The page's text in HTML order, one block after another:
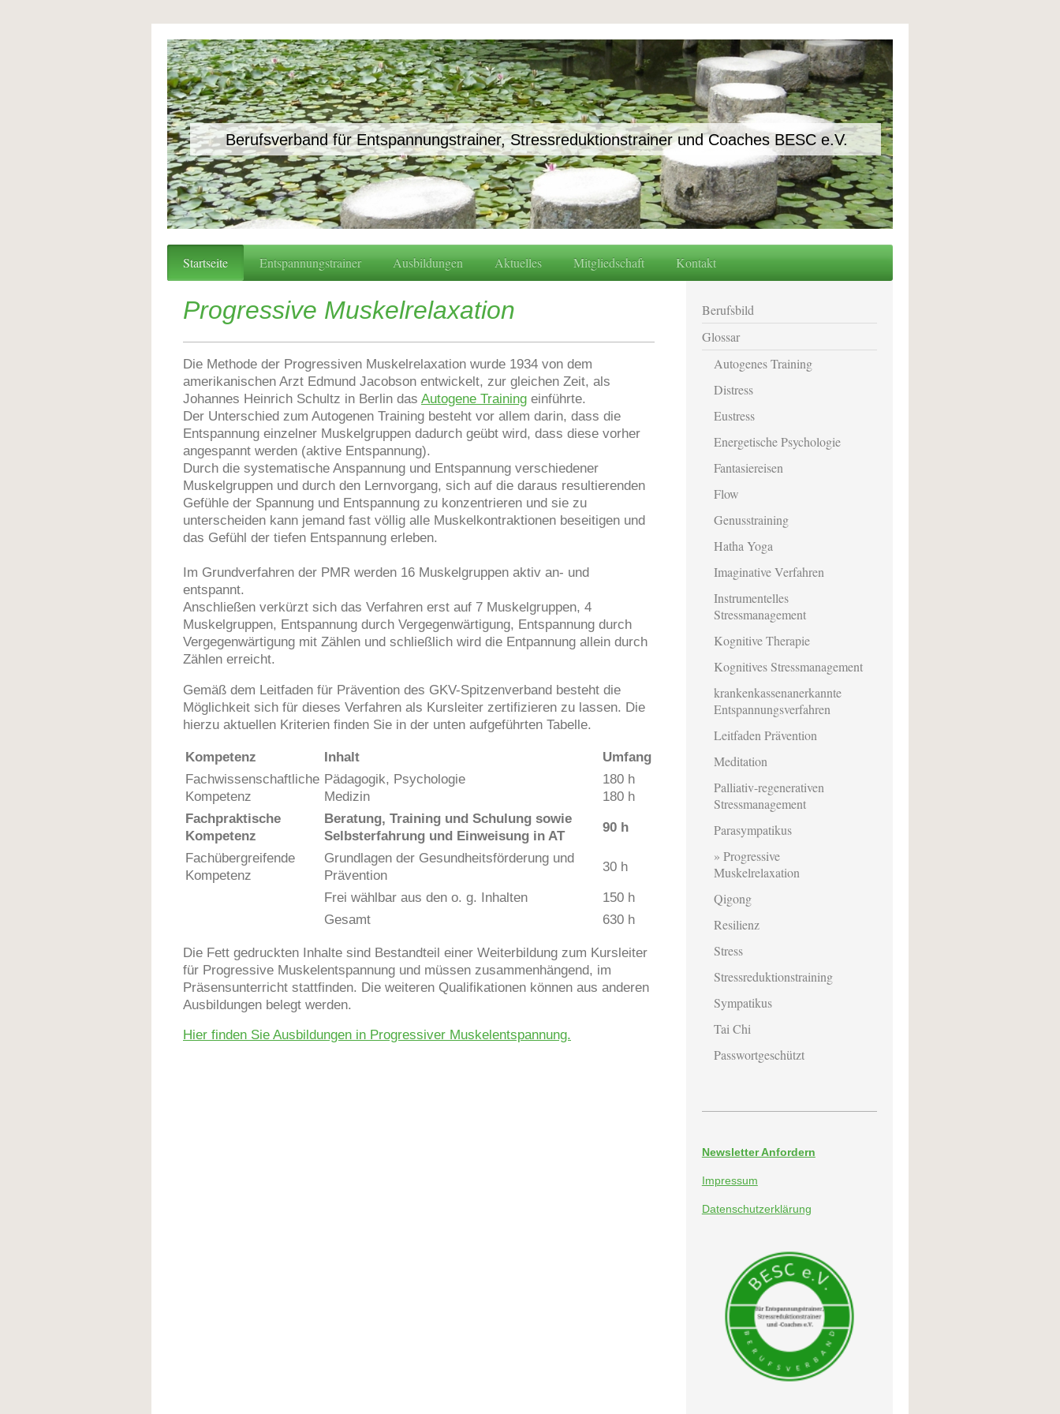
Berufsverband für Entspannungstrainer, Stressreduktionstrainer und Coaches BESC e.V.
Startseite Entspannungstrainer Ausbildungen Aktuelles Mitgliedschaft Kontakt
Progressive Muskelrelaxation
Die Methode der Progressiven Muskelrelaxation wurde 1934 von dem
amerikanischen Arzt Edmund Jacobson entwickelt, zur gleichen Zeit, als
Johannes Heinrich Schultz in Berlin das Autogene Training einführte.
Der Unterschied zum Autogenen Training besteht vor allem darin, dass die
Entspannung einzelner Muskelgruppen dadurch geübt wird, dass diese vorher
angespannt werden (aktive Entspannung).
Durch die systematische Anspannung und Entspannung verschiedener
Muskelgruppen und durch den Lernvorgang, sich auf die daraus resultierenden
Gefühle der Spannung und Entspannung zu konzentrieren und sie zu
unterscheiden kann jemand fast völlig alle Muskelkontraktionen beseitigen und
das Gefühl der tiefen Entspannung erleben.
Im Grundverfahren der PMR werden 16 Muskelgruppen aktiv an- und
entspannt.
Anschließen verkürzt sich das Verfahren erst auf 7 Muskelgruppen, 4
Muskelgruppen, Entspannung durch Vergegenwärtigung, Entspannung durch
Vergegenwärtigung mit Zählen und schließlich wird die Entpannung allein durch
Zählen erreicht.
Gemäß dem Leitfaden für Prävention des GKV-Spitzenverband besteht die
Möglichkeit sich für dieses Verfahren als Kursleiter zertifizieren zu lassen. Die
hierzu aktuellen Kriterien finden Sie in der unten aufgeführten Tabelle.
Kompetenz Inhalt
Umfang
Fachwissenschaftliche
Kompetenz
Pädagogik, Psychologie
Medizin
180 h
180 h
Fachpraktische
Kompetenz
Beratung, Training und Schulung sowie
Selbsterfahrung und Einweisung in AT
90 h
Fachübergreifende
Kompetenz
Grundlagen der Gesundheitsförderung und
Prävention
30 h
Frei wählbar aus den o. g. Inhalten
150 h
Gesamt
630 h
Die Fett gedruckten Inhalte sind Bestandteil einer Weiterbildung zum Kursleiter
für Progressive Muskelentspannung und müssen zusammenhängend, im
Präsensunterricht stattfinden. Die weiteren Qualifikationen können aus anderen
Ausbildungen belegt werden.
Hier finden Sie Ausbildungen in Progressiver Muskelentspannung.
Berufsbild
Glossar
Autogenes Training
Distress
Eustress
Energetische Psychologie
Fantasiereisen
Flow
Genusstraining
Hatha Yoga
Imaginative Verfahren
Instrumentelles
Stressmanagement
Kognitive Therapie
Kognitives Stressmanagement
krankenkassenanerkannte
Entspannungsverfahren
Leitfaden Prävention
Meditation
Palliativ-regenerativen
Stressmanagement
Parasympatikus
Progressive
Muskelrelaxation
Qigong
Resilienz
Stress
Stressreduktionstraining
Sympatikus
Tai Chi
Passwortgeschützt
Newsletter Anfordern
Impressum
Datenschutzerklärung